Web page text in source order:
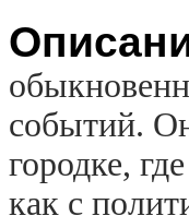
событий.
городке,
как с